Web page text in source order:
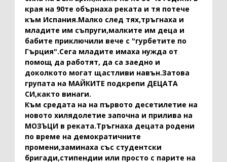
края на 90те обърнаха реката и тя потече
към Испания.Малко след тях,тръгнаха и
младите им съпруги,малките им деца и
бабите приключили вече с "гурбетите по
Гърция".Сега младите имаха нужда от
помощ да работят, да са заедно и
доколкото могат щастливи навън.Затова
групата на МАЙКИТЕ подкрепи ДЕЦАТА
СИ,както винаги.
Към средата на на първото десетилетие на
новото хилядолетие започна и прилива на
МОЗЪЦИ в реката.Тръгнаха децата родени
по време на демократичните
промени,заминаха със студентски
бригади,стипендии или просто с парите на